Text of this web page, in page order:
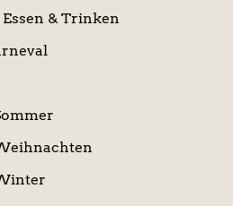
& Trinken